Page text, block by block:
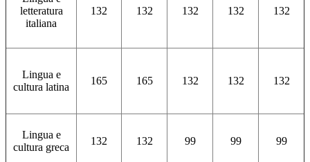
letteratura
italiana
132 132 132 132 132
Lingua e
cultura latina
165 165 132 132 132
Lingua e
cultura greca
132 132 99 99 99